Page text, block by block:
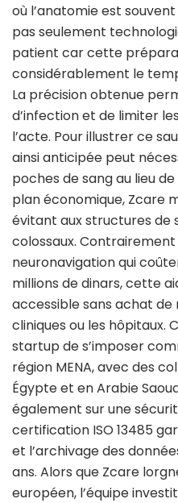
où l’anatomie est
pas seulement
patient car cette
considérablement le
La précision obtenue
d’infection et de limiter
l’acte. Pour illustrer ce
ainsi anticipée peut
poches de sang au lieu
plan économique, Zcare
évitant aux structures de
colossaux.
neuronavigation qui
millions de dinars, cette
accessible sans achat
cliniques ou les hôpitaux.
startup de s’imposer
région MENA, avec des
Égypte et en Arabie
également sur une
certification ISO 13485
et l’archivage des
ans. Alors que Zcare
européen, l’équipe